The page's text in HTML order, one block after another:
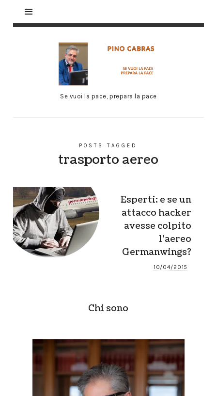
Se vuoi la pace, prepara la pace
POSTS TAGGED
trasporto aereo
Esperti: e se un
attacco hacker
avesse colpito
l’aereo
Germanwings?
10/04/2015
Chi sono